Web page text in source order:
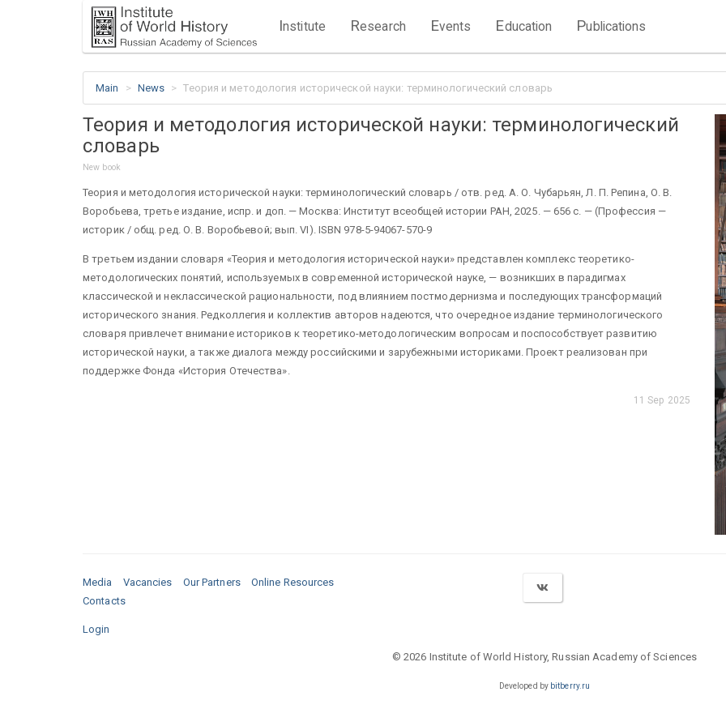
Institute Research Events Education Publications
Main News Теория и методология исторической науки: терминологический словарь
Теория и методология исторической науки: терминологический
словарь
New book
Теория и методология исторической науки: терминологический словарь / отв. ред. А. О. Чубарьян, Л. П. Репина, О. В.
Воробьева, третье издание, испр. и доп. — Москва: Институт всеобщей истории РАН, 2025. — 656 с. — (Профессия —
историк / общ. ред. О. В. Воробьевой; вып. VI). ISBN 978-5-94067-570-9
В третьем издании словаря «Теория и методология исторической науки» представлен комплекс теоретико-
методологических понятий, используемых в современной исторической науке, — возникших в парадигмах
классической и неклассической рациональности, под влиянием постмодернизма и последующих трансформаций
исторического знания. Редколлегия и коллектив авторов надеются, что очередное издание терминологического
словаря привлечет внимание историков к теоретико-методологическим вопросам и поспособствует развитию
исторической науки, а также диалога между российскими и зарубежными историками. Проект реализован при
поддержке Фонда «История Отечества».
11 Sep 2025
Media Vacancies Our Partners
Online Resources
Contacts
Login
© 2026 Institute of World History, Russian Academy of Sciences
Developed by bitberry.ru